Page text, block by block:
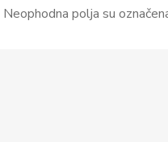
Neophodna polja su